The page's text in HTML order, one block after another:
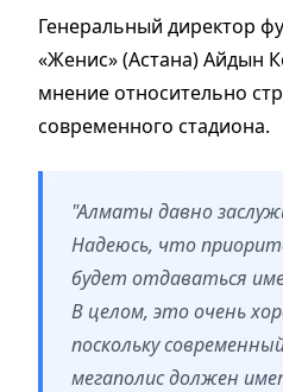
Генеральный директор
«Женис» (Астана) Айдын
мнение относительно
современного стадиона.
"Алматы давно
Надеюсь, что
будет отдаваться
В целом, это очень
поскольку
мегаполис должен